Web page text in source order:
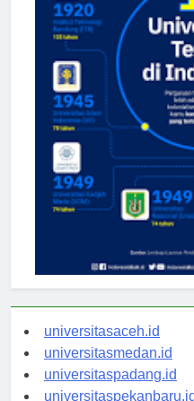
universitasaceh.id
universitasmedan.id
universitaspadang.id